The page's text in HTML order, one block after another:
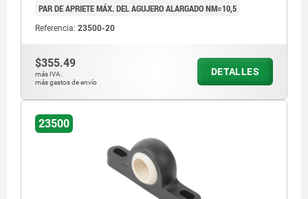
PAR DE APRIETE MÁX. DEL AGUJERO ALARGADO NM=10,5
Referencia: 23500-20
$355.49
más IVA.
más gastos de envío
DETALLES
23500